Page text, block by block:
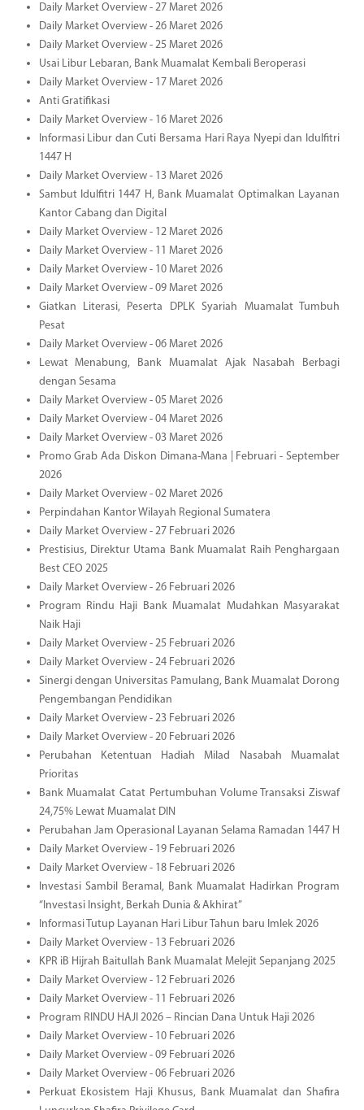
Daily Market Overview - 27 Maret 2026
Daily Market Overview - 26 Maret 2026
Daily Market Overview - 25 Maret 2026
Usai Libur Lebaran, Bank Muamalat Kembali Beroperasi
Daily Market Overview - 17 Maret 2026
Anti Gratifikasi
Daily Market Overview - 16 Maret 2026
Informasi Libur dan Cuti Bersama Hari Raya Nyepi dan Idulfitri
1447 H
Daily Market Overview - 13 Maret 2026
Sambut Idulfitri 1447 H, Bank Muamalat Optimalkan Layanan
Kantor Cabang dan Digital
Daily Market Overview - 12 Maret 2026
Daily Market Overview - 11 Maret 2026
Daily Market Overview - 10 Maret 2026
Daily Market Overview - 09 Maret 2026
Giatkan Literasi, Peserta DPLK Syariah Muamalat Tumbuh
Pesat
Daily Market Overview - 06 Maret 2026
Lewat Menabung, Bank Muamalat Ajak Nasabah Berbagi
dengan Sesama
Daily Market Overview - 05 Maret 2026
Daily Market Overview - 04 Maret 2026
Daily Market Overview - 03 Maret 2026
Promo Grab Ada Diskon Dimana-Mana | Februari - September
2026
Daily Market Overview - 02 Maret 2026
Perpindahan Kantor Wilayah Regional Sumatera
Daily Market Overview - 27 Februari 2026
Prestisius, Direktur Utama Bank Muamalat Raih Penghargaan
Best CEO 2025
Daily Market Overview - 26 Februari 2026
Program Rindu Haji Bank Muamalat Mudahkan Masyarakat
Naik Haji
Daily Market Overview - 25 Februari 2026
Daily Market Overview - 24 Februari 2026
Sinergi dengan Universitas Pamulang, Bank Muamalat Dorong
Pengembangan Pendidikan
Daily Market Overview - 23 Februari 2026
Daily Market Overview - 20 Februari 2026
Perubahan Ketentuan Hadiah Milad Nasabah Muamalat
Prioritas
Bank Muamalat Catat Pertumbuhan Volume Transaksi Ziswaf
24,75% Lewat Muamalat DIN
Perubahan Jam Operasional Layanan Selama Ramadan 1447 H
Daily Market Overview - 19 Februari 2026
Daily Market Overview - 18 Februari 2026
Investasi Sambil Beramal, Bank Muamalat Hadirkan Program
“Investasi Insight, Berkah Dunia & Akhirat”
Informasi Tutup Layanan Hari Libur Tahun baru Imlek 2026
Daily Market Overview - 13 Februari 2026
KPR iB Hijrah Baitullah Bank Muamalat Melejit Sepanjang 2025
Daily Market Overview - 12 Februari 2026
Daily Market Overview - 11 Februari 2026
Program RINDU HAJI 2026 – Rincian Dana Untuk Haji 2026
Daily Market Overview - 10 Februari 2026
Daily Market Overview - 09 Februari 2026
Daily Market Overview - 06 Februari 2026
Perkuat Ekosistem Haji Khusus, Bank Muamalat dan Shafira